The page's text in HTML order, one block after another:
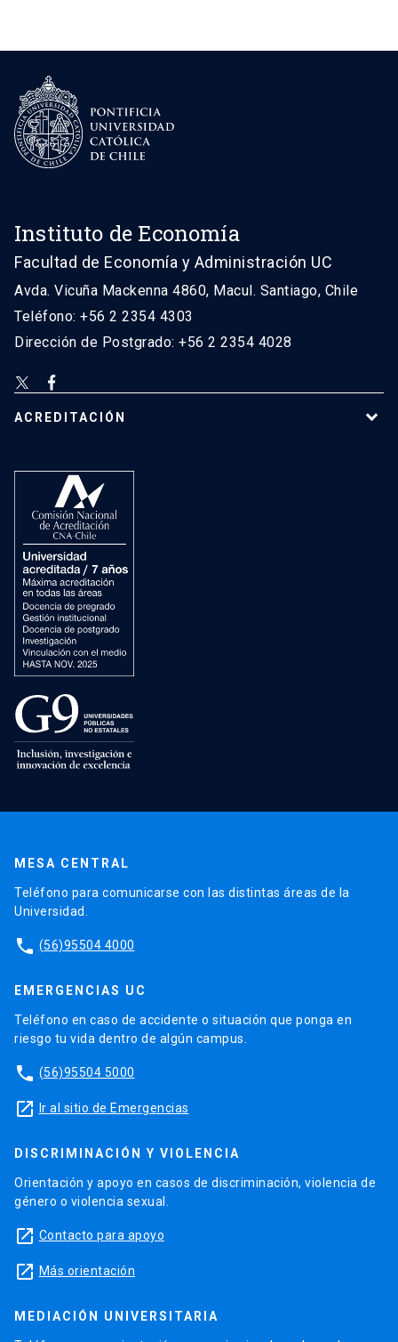
Instituto de Economía
Facultad de Economía y Administración UC
Avda. Vicuña Mackenna 4860, Macul. Santiago, Chile
Teléfono: +56 2 2354 4303
Dirección de Postgrado: +56 2 2354 4028
ACREDITACIÓN
MESA CENTRAL
Teléfono para comunicarse con las distintas áreas de la
Universidad.
phone (56)95504 4000
EMERGENCIAS UC
Teléfono en caso de accidente o situación que ponga en
riesgo tu vida dentro de algún campus.
phone (56)95504 5000
launch Ir al sitio de Emergencias
DISCRIMINACIÓN Y VIOLENCIA
Orientación y apoyo en casos de discriminación, violencia de
género o violencia sexual.
launch Contacto para apoyo
launch Más orientación
MEDIACIÓN UNIVERSITARIA